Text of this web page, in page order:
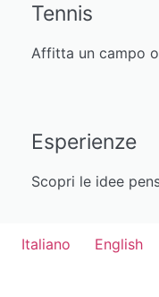
Tennis
Affitta un campo
Esperienze
Scopri le idee
Italiano English